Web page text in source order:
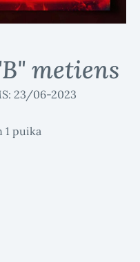
metiens
23/06-2023
1 puika